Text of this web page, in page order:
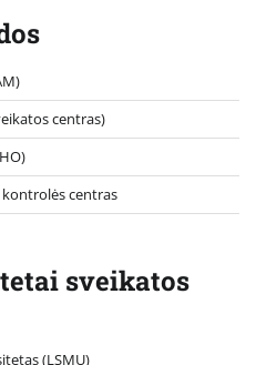
centras)
kontrolės centras
sveikatos
(LSMU)